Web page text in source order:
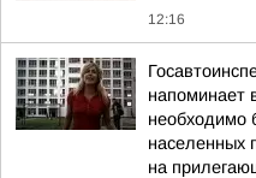
12:16
напоминает
необходимо
населенных
на